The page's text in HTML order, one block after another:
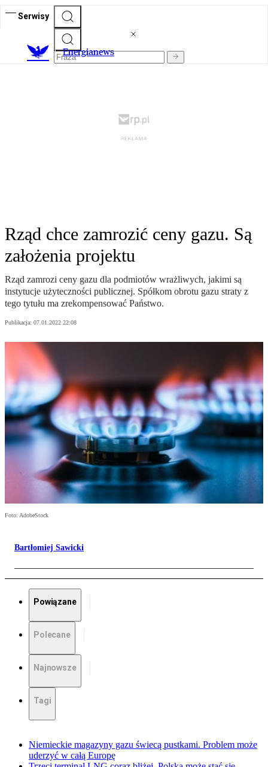
Serwisy
Energianews
Rząd chce zamrozić ceny gazu. Są
założenia projektu
Rząd zamrozi ceny gazu dla podmiotów wrażliwych, jakimi są
instytucje użyteczności publicznej. Spółkom obrotu gazu straty z
tego tytułu ma zrekompensować Państwo.
Publikacja: 07.01.2022 22:08
Foto: AdobeStock
Bartłomiej Sawicki
Powiązane
Polecane
Najnowsze
Tagi
Niemieckie magazyny gazu świecą pustkami. Problem może
uderzyć w całą Europę